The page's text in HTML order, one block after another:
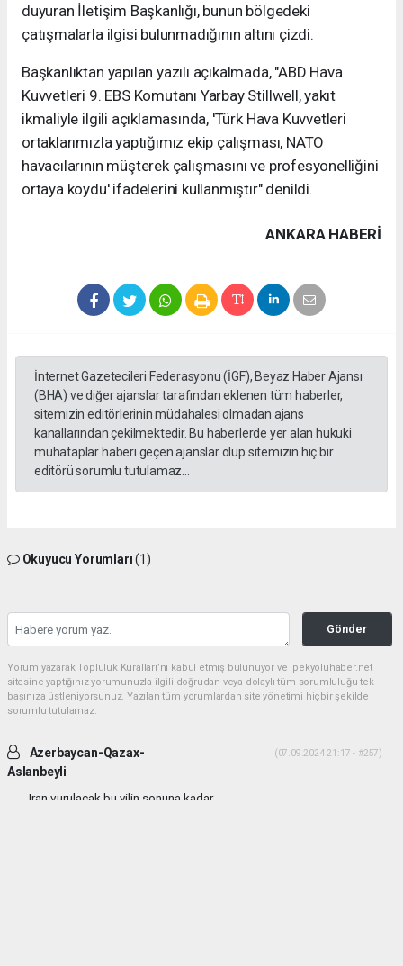
duyuran İletişim Başkanlığı, bunun bölgedeki
çatışmalarla ilgisi bulunmadığının altını çizdi.
Başkanlıktan yapılan yazılı açıkalmada, "ABD Hava
Kuvvetleri 9. EBS Komutanı Yarbay Stillwell, yakıt
ikmaliyle ilgili açıklamasında, 'Türk Hava Kuvvetleri
ortaklarımızla yaptığımız ekip çalışması, NATO
havacılarının müşterek çalışmasını ve profesyonelliğini
ortaya koydu' ifadelerini kullanmıştır" denildi.
ANKARA HABERİ
İnternet Gazetecileri Federasyonu (İGF), Beyaz Haber Ajansı
(BHA) ve diğer ajanslar tarafından eklenen tüm haberler,
sitemizin editörlerinin müdahalesi olmadan ajans
kanallarından çekilmektedir. Bu haberlerde yer alan hukuki
muhataplar haberi geçen ajanslar olup sitemizin hiç bir
editörü sorumlu tutulamaz...
Okuyucu Yorumları(1)
Gönder
Yorum yazarak Topluluk Kuralları’nı kabul etmiş bulunuyor ve ipekyoluhaber.net
sitesine yaptığınız yorumunuzla ilgili doğrudan veya dolaylı tüm sorumluluğu tek
başınıza üstleniyorsunuz. Yazılan tüm yorumlardan site yönetimi hiçbir şekilde
sorumlu tutulamaz.
Azerbaycan-Qazax-
Aslanbeyli
(07.09.2024 21:17 - #257)
Iran vurulacak bu yilin sonuna kadar...